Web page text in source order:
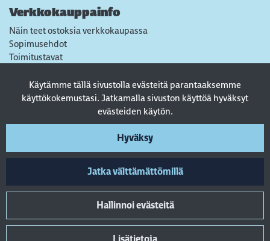
Käytämme tällä sivustolla evästeitä parantaaksemme
käyttökokemustasi. Jatkamalla sivuston käyttöä hyväksyt
evästeiden käytön.
Hyväksy
Jatka välttämättömillä
Hallinnoi evästeitä
Verkkokauppainfo
Näin teet ostoksia verkkokaupassa
Sopimusehdot
Toimitustavat
Tietosuojaseloste
Usein kysytyt kysymykset
Seuraa sosiaalisessa mediassa